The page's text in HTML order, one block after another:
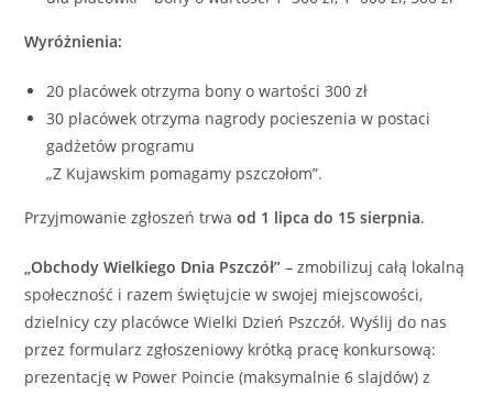
Wyróżnienia:
20 placówek otrzyma bony o wartości 300 zł
30 placówek otrzyma nagrody pocieszenia w postaci
gadżetów programu
„Z Kujawskim pomagamy pszczołom”.
Przyjmowanie zgłoszeń trwaod 1 lipca do 15 sierpnia.
„Obchody Wielkiego Dnia Pszczół” – zmobilizuj całą lokalną
społeczność i razem świętujcie w swojej miejscowości,
dzielnicy czy placówce Wielki Dzień Pszczół. Wyślij do nas
przez formularz zgłoszeniowy krótką pracę konkursową:
prezentację w Power Poincie (maksymalnie 6 slajdów) z